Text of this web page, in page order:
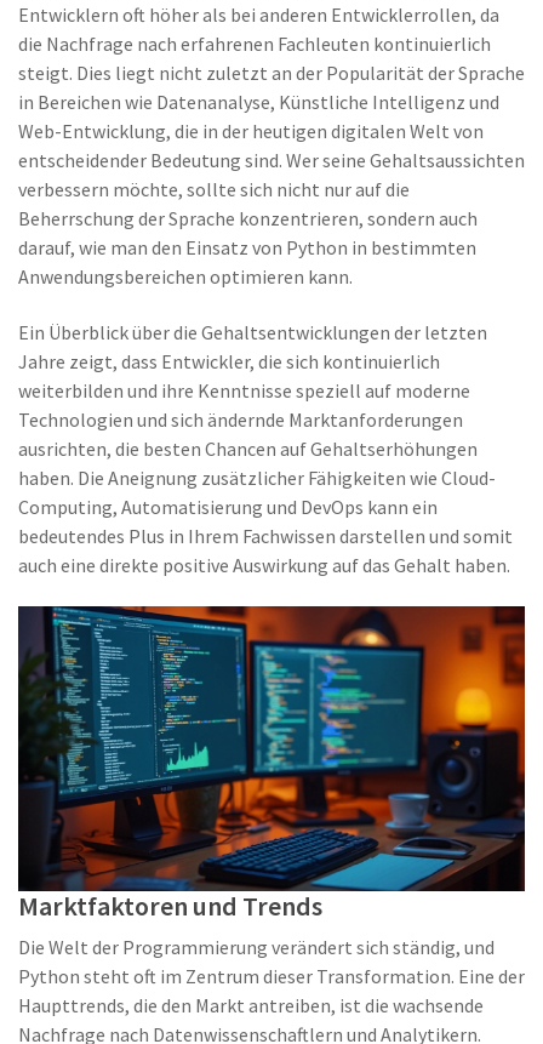
Entwicklern oft höher als bei anderen Entwicklerrollen, da
die Nachfrage nach erfahrenen Fachleuten kontinuierlich
steigt. Dies liegt nicht zuletzt an der Popularität der Sprache
in Bereichen wie Datenanalyse, Künstliche Intelligenz und
Web-Entwicklung, die in der heutigen digitalen Welt von
entscheidender Bedeutung sind. Wer seine Gehaltsaussichten
verbessern möchte, sollte sich nicht nur auf die
Beherrschung der Sprache konzentrieren, sondern auch
darauf, wie man den Einsatz von Python in bestimmten
Anwendungsbereichen optimieren kann.
Ein Überblick über die Gehaltsentwicklungen der letzten
Jahre zeigt, dass Entwickler, die sich kontinuierlich
weiterbilden und ihre Kenntnisse speziell auf moderne
Technologien und sich ändernde Marktanforderungen
ausrichten, die besten Chancen auf Gehaltserhöhungen
haben. Die Aneignung zusätzlicher Fähigkeiten wie Cloud-
Computing, Automatisierung und DevOps kann ein
bedeutendes Plus in Ihrem Fachwissen darstellen und somit
auch eine direkte positive Auswirkung auf das Gehalt haben.
Marktfaktoren und Trends
Die Welt der Programmierung verändert sich ständig, und
Python steht oft im Zentrum dieser Transformation. Eine der
Haupttrends, die den Markt antreiben, ist die wachsende
Nachfrage nach Datenwissenschaftlern und Analytikern.